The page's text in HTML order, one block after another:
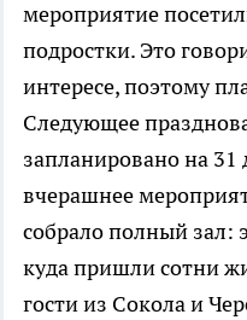
мероприятие
подростки. Это
интересе, поэтому
Следующее
запланировано на 31
вчерашнее
собрало полный зал:
куда пришли сотни
гости из Сокола и